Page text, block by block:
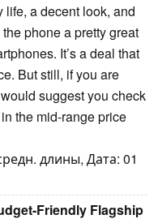
life, a decent look, and
phone a pretty great
It’s a deal that
But still, if you are
suggest you check
the mid-range price
длины, Дата: 01
Friendly Flagship